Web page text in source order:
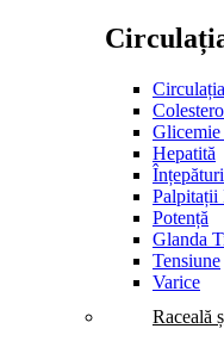
Glicemie
Hepatită
Palpitații
Potență
Glanda
Tensiune
Varice
Raceală